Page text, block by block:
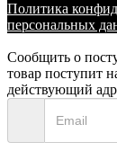
Политика
персональных
Сообщить о
товар поступит
действующий